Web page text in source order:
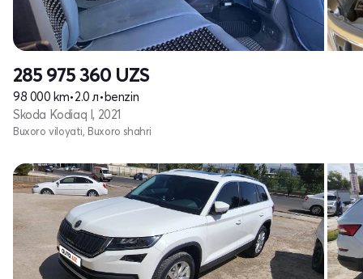
285 975 360 UZS
98 000 km•2.0 л• benzin
Skoda Kodiaq I, 2021
Buxoro viloyati, Buxoro shahri